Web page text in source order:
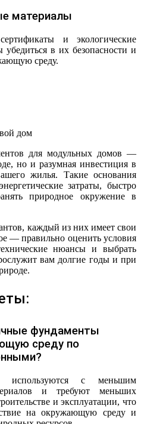
материалы
и экологические
убедиться в их безопасности и
среду.
дом
для модульных домов —
но и разумная инвестиция в
жилья. Такие основания
затраты, быстро
природное окружение в
каждый из них имеет свои
— правильно оценить условия
нюансы и выбрать
вам долгие годы и при
фундаменты
среду по
используются с меньшим
и требуют меньших
и эксплуатации, что
на окружающую среду и